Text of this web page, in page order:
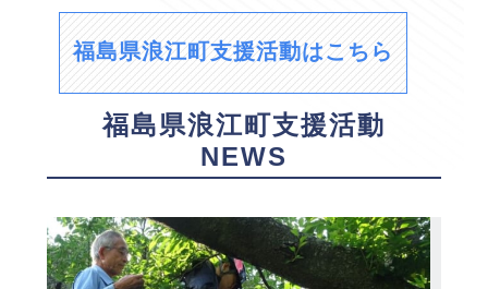
福島県浪江町支援活動はこちら
福島県浪江町支援活動
NEWS